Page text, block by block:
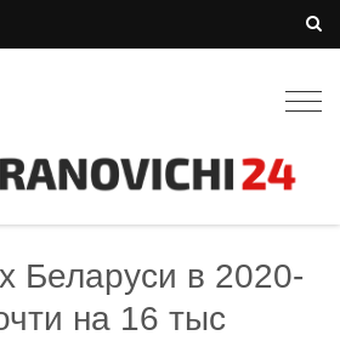
Беларуси в 2020-
на 16 тыс